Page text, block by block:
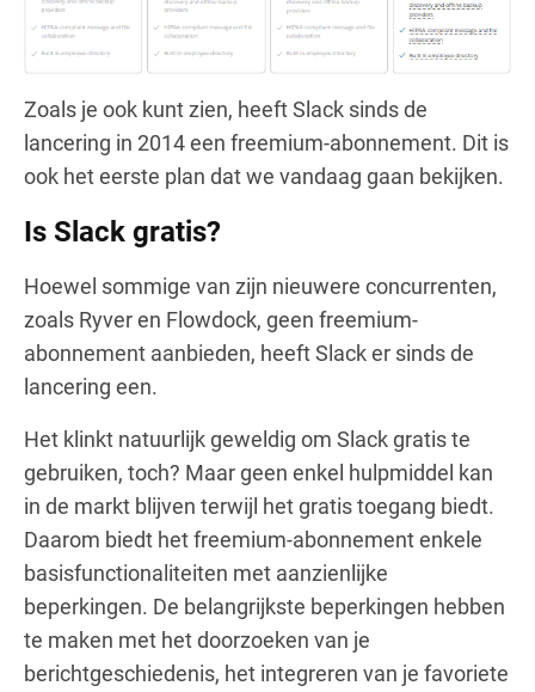
Zoals je ook kunt zien, heeft Slack sinds de
lancering in 2014 een freemium-abonnement. Dit is
ook het eerste plan dat we vandaag gaan bekijken.
Is Slack gratis?
Hoewel sommige van zijn nieuwere concurrenten,
zoals Ryver en Flowdock, geen freemium-
abonnement aanbieden, heeft Slack er sinds de
lancering een.
Het klinkt natuurlijk geweldig om Slack gratis te
gebruiken, toch? Maar geen enkel hulpmiddel kan
in de markt blijven terwijl het gratis toegang biedt.
Daarom biedt het freemium-abonnement enkele
basisfunctionaliteiten met aanzienlijke
beperkingen. De belangrijkste beperkingen hebben
te maken met het doorzoeken van je
berichtgeschiedenis, het integreren van je favoriete